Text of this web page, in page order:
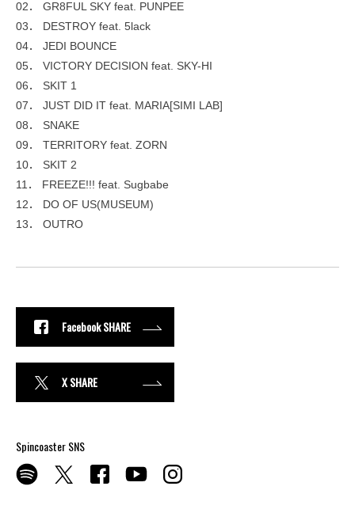
02． GR8FUL SKY feat. PUNPEE
03． DESTROY feat. 5lack
04． JEDI BOUNCE
05． VICTORY DECISION feat. SKY-HI
06． SKIT 1
07． JUST DID IT feat. MARIA[SIMI LAB]
08． SNAKE
09． TERRITORY feat. ZORN
10． SKIT 2
11． FREEZE!!! feat. Sugbabe
12． DO OF US(MUSEUM)
13． OUTRO
Facebook SHARE
X SHARE
Spincoaster SNS